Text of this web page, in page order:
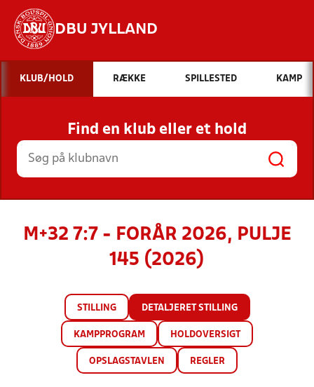
DBU JYLLAND
Hvad vil du søge efter?
INDHOLD OG NYHEDER
STILLINGER, RESULTATER, KLUBBER OG
HOLD
KLUB/HOLD RÆKKE SPILLESTED KAMP
Find en klub eller et hold
M+32 7:7 - FORÅR 2026, PULJE
145 (2026)
STILLING DETALJERET STILLING
KAMPPROGRAM HOLDOVERSIGT
OPSLAGSTAVLEN REGLER